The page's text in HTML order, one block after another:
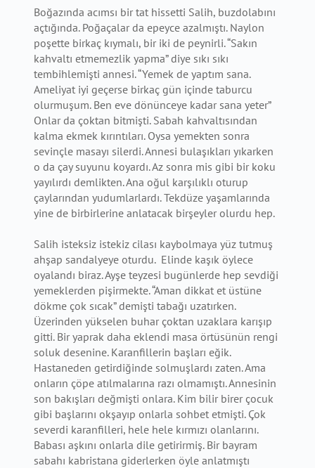
Boğazında acımsı bir tat hissetti Salih, buzdolabını
açtığında. Poğaçalar da epeyce azalmıştı. Naylon
poşette birkaç kıymalı, bir iki de peynirli. “Sakın
kahvaltı etmemezlik yapma” diye sıkı sıkı
tembihlemişti annesi. “Yemek de yaptım sana.
Ameliyat iyi geçerse birkaç gün içinde taburcu
olurmuşum. Ben eve dönünceye kadar sana yeter”
Onlar da çoktan bitmişti. Sabah kahvaltısından
kalma ekmek kırıntıları. Oysa yemekten sonra
sevinçle masayı silerdi. Annesi bulaşıkları yıkarken
o da çay suyunu koyardı. Az sonra mis gibi bir koku
yayılırdı demlikten. Ana oğul karşılıklı oturup
çaylarından yudumlarlardı. Tekdüze yaşamlarında
yine de birbirlerine anlatacak birşeyler olurdu hep.
Salih isteksiz istekiz cilası kaybolmaya yüz tutmuş
ahşap sandalyeye oturdu. Elinde kaşık öylece
oyalandı biraz. Ayşe teyzesi bugünlerde hep sevdiği
yemeklerden pişirmekte. “Aman dikkat et üstüne
dökme çok sıcak” demişti tabağı uzatırken.
Üzerinden yükselen buhar çoktan uzaklara karışıp
gitti. Bir yaprak daha eklendi masa örtüsünün rengi
soluk desenine. Karanfillerin başları eğik.
Hastaneden getirdiğinde solmuşlardı zaten. Ama
onların çöpe atılmalarına razı olmamıştı. Annesinin
son bakışları değmişti onlara. Kim bilir birer çocuk
gibi başlarını okşayıp onlarla sohbet etmişti. Çok
severdi karanfilleri, hele hele kırmızı olanlarını.
Babası aşkını onlarla dile getirirmiş. Bir bayram
sabahı kabristana giderlerken öyle anlatmıştı